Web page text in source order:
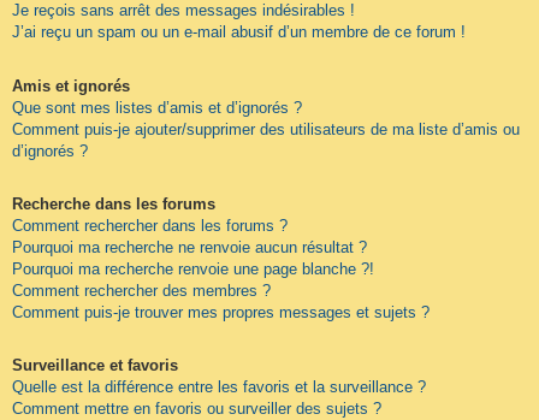
Je reçois sans arrêt des messages indésirables !
J’ai reçu un spam ou un e-mail abusif d’un membre de ce forum !
Amis et ignorés
Que sont mes listes d’amis et d’ignorés ?
Comment puis-je ajouter/supprimer des utilisateurs de ma liste d’amis ou
d’ignorés ?
Recherche dans les forums
Comment rechercher dans les forums ?
Pourquoi ma recherche ne renvoie aucun résultat ?
Pourquoi ma recherche renvoie une page blanche ?!
Comment rechercher des membres ?
Comment puis-je trouver mes propres messages et sujets ?
Surveillance et favoris
Quelle est la différence entre les favoris et la surveillance ?
Comment mettre en favoris ou surveiller des sujets ?